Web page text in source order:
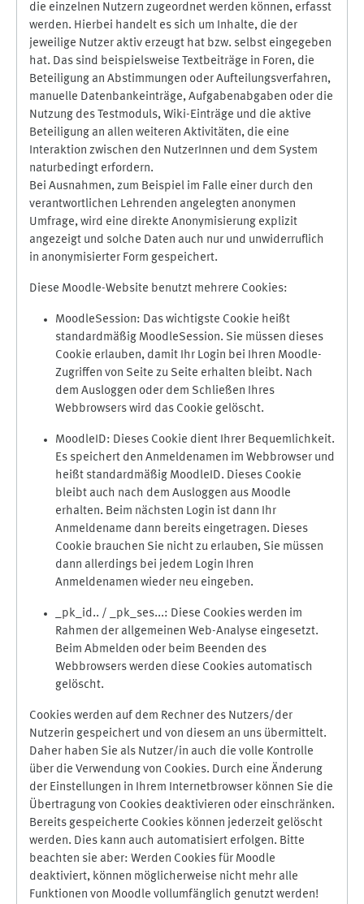
die einzelnen Nutzern zugeordnet werden können, erfasst
werden. Hierbei handelt es sich um Inhalte, die der
jeweilige Nutzer aktiv erzeugt hat bzw. selbst eingegeben
hat. Das sind beispielsweise Textbeiträge in Foren, die
Beteiligung an Abstimmungen oder Aufteilungsverfahren,
manuelle Datenbankeinträge, Aufgabenabgaben oder die
Nutzung des Testmoduls, Wiki-Einträge und die aktive
Beteiligung an allen weiteren Aktivitäten, die eine
Interaktion zwischen den NutzerInnen und dem System
naturbedingt erfordern.
Bei Ausnahmen, zum Beispiel im Falle einer durch den
verantwortlichen Lehrenden angelegten anonymen
Umfrage, wird eine direkte Anonymisierung explizit
angezeigt und solche Daten auch nur und unwiderruflich
in anonymisierter Form gespeichert.
Diese Moodle-Website benutzt mehrere Cookies:
MoodleSession: Das wichtigste Cookie heißt
standardmäßig MoodleSession. Sie müssen dieses
Cookie erlauben, damit Ihr Login bei Ihren Moodle-
Zugriffen von Seite zu Seite erhalten bleibt. Nach
dem Ausloggen oder dem Schließen Ihres
Webbrowsers wird das Cookie gelöscht.
MoodleID: Dieses Cookie dient Ihrer Bequemlichkeit.
Es speichert den Anmeldenamen im Webbrowser und
heißt standardmäßig MoodleID. Dieses Cookie
bleibt auch nach dem Ausloggen aus Moodle
erhalten. Beim nächsten Login ist dann Ihr
Anmeldename dann bereits eingetragen. Dieses
Cookie brauchen Sie nicht zu erlauben, Sie müssen
dann allerdings bei jedem Login Ihren
Anmeldenamen wieder neu eingeben.
_pk_id.. / _pk_ses...: Diese Cookies werden im
Rahmen der allgemeinen Web-Analyse eingesetzt.
Beim Abmelden oder beim Beenden des
Webbrowsers werden diese Cookies automatisch
gelöscht.
Cookies werden auf dem Rechner des Nutzers/der
Nutzerin gespeichert und von diesem an uns übermittelt.
Daher haben Sie als Nutzer/in auch die volle Kontrolle
über die Verwendung von Cookies. Durch eine Änderung
der Einstellungen in Ihrem Internetbrowser können Sie die
Übertragung von Cookies deaktivieren oder einschränken.
Bereits gespeicherte Cookies können jederzeit gelöscht
werden. Dies kann auch automatisiert erfolgen. Bitte
beachten sie aber: Werden Cookies für Moodle
deaktiviert, können möglicherweise nicht mehr alle
Funktionen von Moodle vollumfänglich genutzt werden!